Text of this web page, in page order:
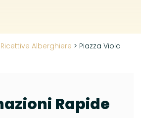
Alberghiere > Piazza Viola
Rapide